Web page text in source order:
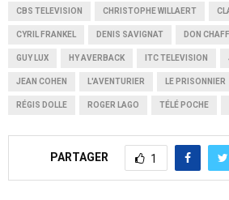
CBS TELEVISION CHRISTOPHE WILLAERT
CYRIL FRANKEL DENIS SAVIGNAT DON
GUY LUX HY AVERBACK ITC TELEVISION
JEAN COHEN L'AVENTURIER LE PRISONNIER
RÉGIS DOLLE ROGER LAGO TÉLÉ POCHE
PARTAGER 1